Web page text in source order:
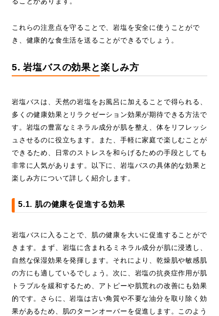
これらの注意点を守ることで、岩塩を安全に使うことがで
き、健康的な食生活を送ることができるでしょう。
5. 岩塩バスの効果と楽しみ方
岩塩バスは、天然の岩塩をお風呂に加えることで得られる、
多くの健康効果とリラクゼーション効果が期待できる方法で
す。岩塩の豊富なミネラル成分が肌を整え、体をリフレッシ
ュさせるのに役立ちます。また、手軽に家庭で楽しむことが
できるため、日常のストレスを和らげるための手段としても
非常に人気があります。以下に、岩塩バスの具体的な効果と
楽しみ方について詳しく紹介します。
5.1. 肌の健康を促進する効果
岩塩バスに入ることで、肌の健康を大いに促進することがで
きます。まず、岩塩に含まれるミネラル成分が肌に浸透し、
自然な保湿効果を発揮します。それにより、乾燥肌や敏感肌
の方にも適しているでしょう。次に、岩塩の抗炎症作用が肌
トラブルを緩和するため、アトピーや肌荒れの改善にも効果
的です。さらに、岩塩は古い角質や不要な油分を取り除く効
果があるため、肌のターンオーバーを促進します。このよう